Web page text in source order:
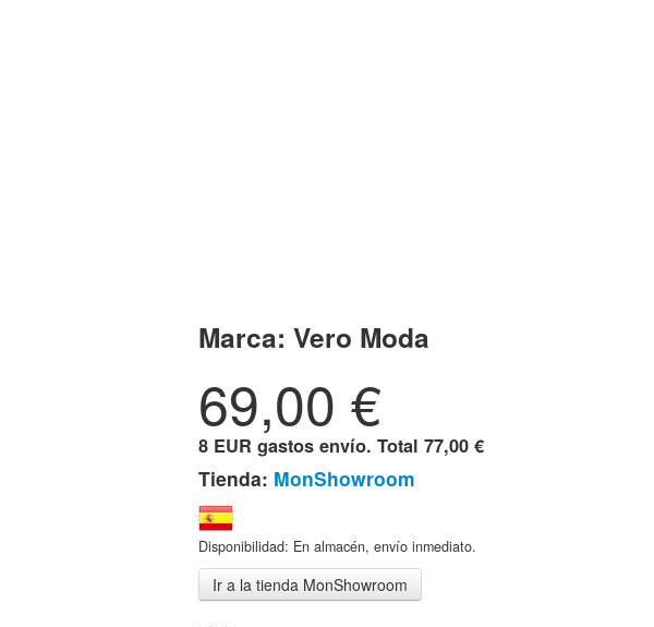
Marca: Vero Moda
69,00 €
8 EUR gastos envío. Total 77,00 €
Tienda: MonShowroom
Disponibilidad: En almacén, envío inmediato.
Ir a la tienda MonShowroom